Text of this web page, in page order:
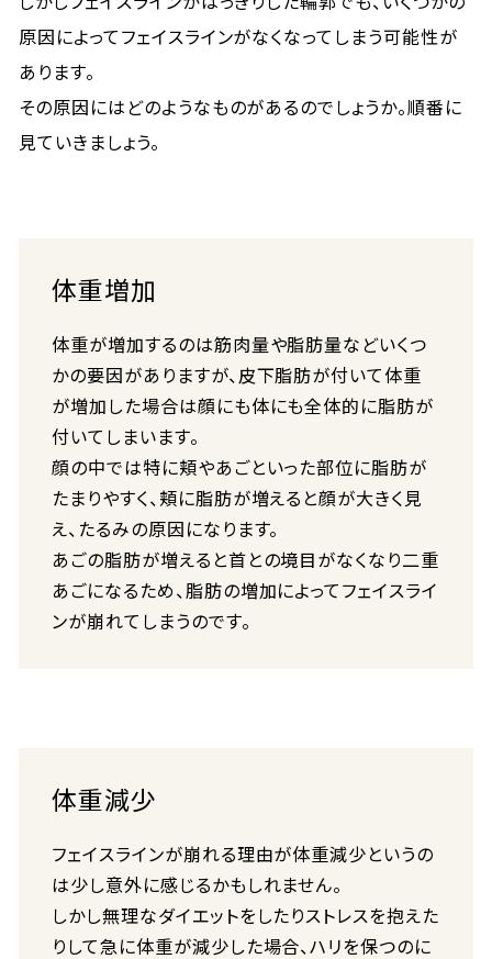
原因によってフェイスラインがなくなってしまう可能性が
あります。
その原因にはどのようなものがあるのでしょうか。順番に
見ていきましょう。
体重増加
体重が増加するのは筋肉量や脂肪量などいくつ
かの要因がありますが、皮下脂肪が付いて体重
が増加した場合は顔にも体にも全体的に脂肪が
付いてしまいます。
顔の中では特に頬やあごといった部位に脂肪が
たまりやすく、頬に脂肪が増えると顔が大きく見
え、たるみの原因になります。
あごの脂肪が増えると首との境目がなくなり二重
あごになるため、脂肪の増加によってフェイスライ
ンが崩れてしまうのです。
体重減少
フェイスラインが崩れる理由が体重減少というの
は少し意外に感じるかもしれません。
しかし無理なダイエットをしたりストレスを抱えた
りして急に体重が減少した場合、ハリを保つのに